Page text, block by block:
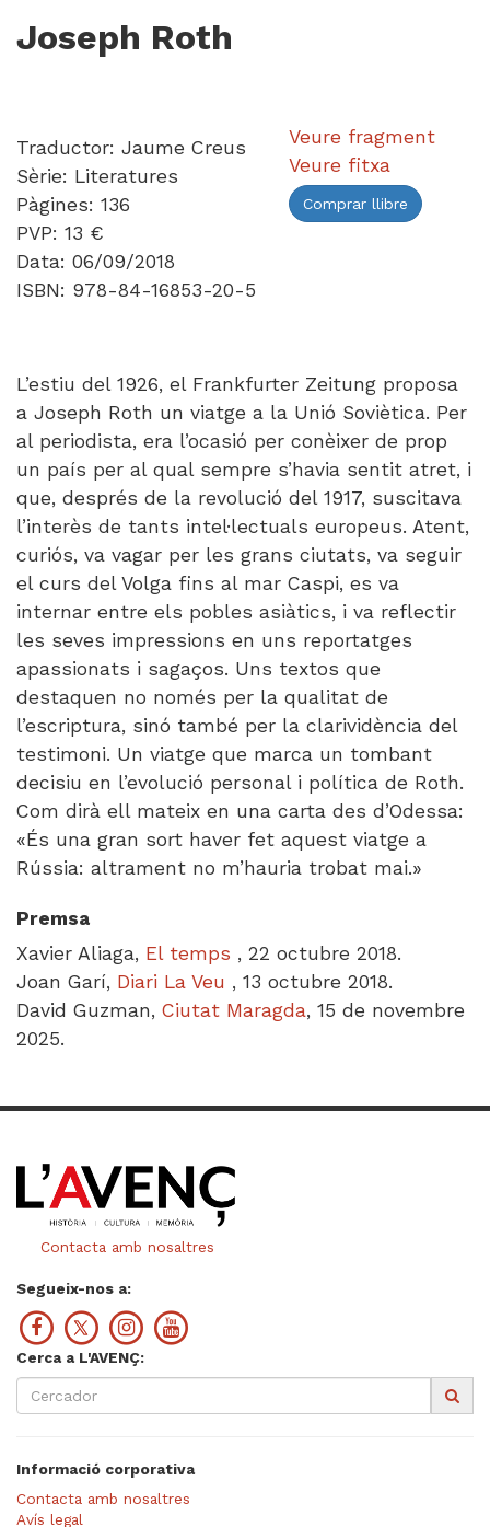
Joseph Roth
Traductor: Jaume Creus
Sèrie: Literatures
Pàgines: 136
PVP: 13 €
Data: 06/09/2018
ISBN: 978-84-16853-20-5
Veure fragment
Veure fitxa
Comprar llibre
L’estiu del 1926, el Frankfurter Zeitung proposa
a Joseph Roth un viatge a la Unió Soviètica. Per
al periodista, era l’ocasió per conèixer de prop
un país per al qual sempre s’havia sentit atret, i
que, després de la revolució del 1917, suscitava
l’interès de tants intel·lectuals europeus. Atent,
curiós, va vagar per les grans ciutats, va seguir
el curs del Volga fins al mar Caspi, es va
internar entre els pobles asiàtics, i va reflectir
les seves impressions en uns reportatges
apassionats i sagaços. Uns textos que
destaquen no només per la qualitat de
l’escriptura, sinó també per la clarividència del
testimoni. Un viatge que marca un tombant
decisiu en l’evolució personal i política de Roth.
Com dirà ell mateix en una carta des d’Odessa:
«És una gran sort haver fet aquest viatge a
Rússia: altrament no m’hauria trobat mai.»
Premsa
Xavier Aliaga, El temps , 22 octubre 2018.
Joan Garí, Diari La Veu , 13 octubre 2018.
David Guzman, Ciutat Maragda, 15 de novembre
2025.
Contacta amb nosaltres
Segueix-nos a:
Cerca a L'AVENÇ:
Informació corporativa
Contacta amb nosaltres
Avís legal